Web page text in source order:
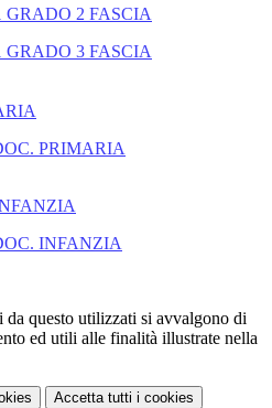
GRADO 2 FASCIA
GRADO 3 FASCIA
PRIMARIA
INFANZIA
questo utilizzati si avvalgono di
ed utili alle finalità illustrate nella
Accetta tutti i cookies